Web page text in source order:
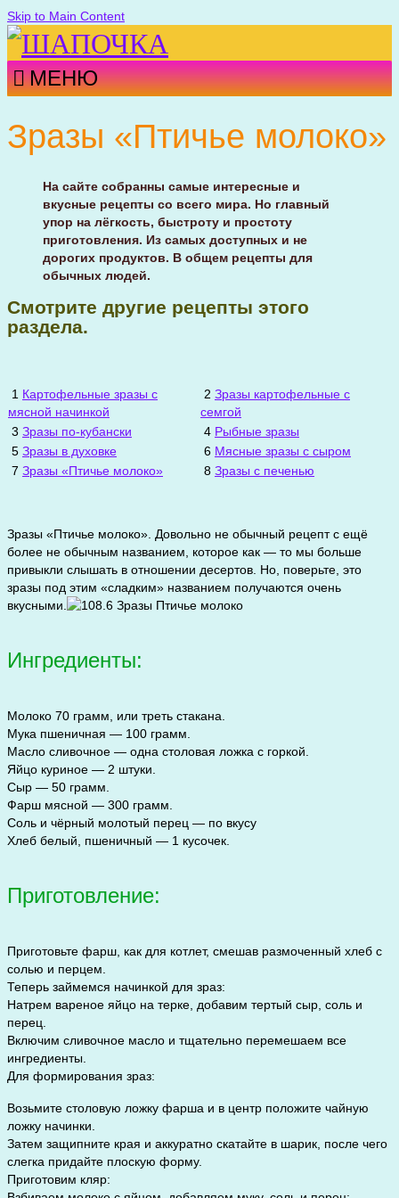
Skip to Main Content
МЕНЮ
Зразы «Птичье молоко»
На сайте собранны самые интересные и
вкусные рецепты со всего мира. Но главный
упор на лёгкость, быстроту и простоту
приготовления. Из самых доступных и не
дорогих продуктов. В общем рецепты для
обычных людей.
Смотрите другие рецепты этого
раздела.
1 Картофельные зразы с
мясной начинкой
2 Зразы картофельные с
семгой
3 Зразы по-кубански 4 Рыбные зразы
5 Зразы в духовке 6 Мясные зразы с сыром
7 Зразы «Птичье молоко» 8 Зразы с печенью
Зразы «Птичье молоко». Довольно не обычный рецепт с ещё
более не обычным названием, которое как — то мы больше
привыкли слышать в отношении десертов. Но, поверьте, это
зразы под этим «сладким» названием получаются очень
вкусными.
Ингредиенты:
Молоко 70 грамм, или треть стакана.
Мука пшеничная — 100 грамм.
Масло сливочное — одна столовая ложка с горкой.
Яйцо куриное — 2 штуки.
Сыр — 50 грамм.
Фарш мясной — 300 грамм.
Соль и чёрный молотый перец — по вкусу
Хлеб белый, пшеничный — 1 кусочек.
Приготовление:
Приготовьте фарш, как для котлет, смешав размоченный хлеб с
солью и перцем.
Теперь займемся начинкой для зраз:
Натрем вареное яйцо на терке, добавим тертый сыр, соль и
перец.
Включим сливочное масло и тщательно перемешаем все
ингредиенты.
Для формирования зраз:
Возьмите столовую ложку фарша и в центр положите чайную
ложку начинки.
Затем защипните края и аккуратно скатайте в шарик, после чего
слегка придайте плоскую форму.
Приготовим кляр: